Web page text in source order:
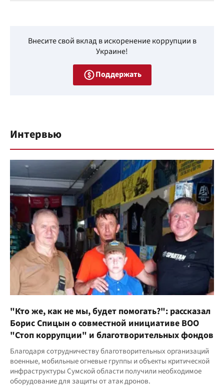
Внесите свой вклад в искоренение коррупции в
Украине!
Поддержать
Интервью
"Кто же, как не мы, будет помогать?": рассказал
Борис Спицын о совместной инициативе ВОО
"Стоп коррупции" и благотворительных фондов
Благодаря сотрудничеству благотворительных организаций
военные, мобильные огневые группы и объекты критической
инфраструктуры Сумской области получили необходимое
оборудование для защиты от атак дронов.